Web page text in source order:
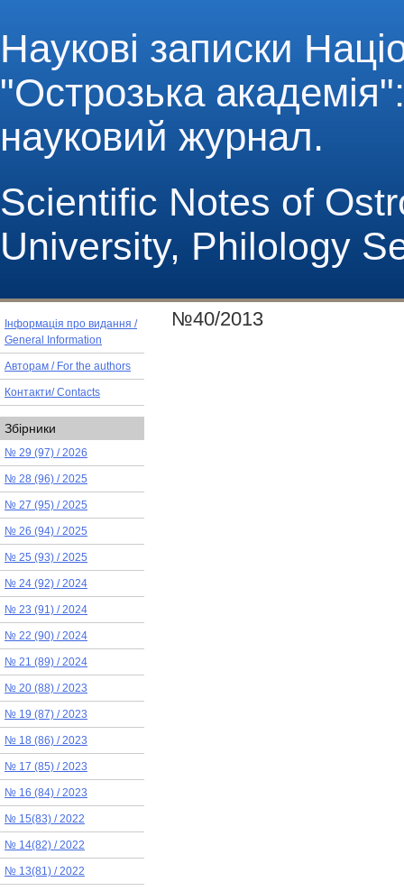
Наукові записки
"Острозька
науковий журнал.
Scientific Notes of
University, Philology
Інформація про видання /
General Information
Авторам / For the authors
Контакти/ Contacts
Збірники
№ 29 (97) / 2026
№ 28 (96) / 2025
№ 27 (95) / 2025
№ 26 (94) / 2025
№ 25 (93) / 2025
№ 24 (92) / 2024
№ 23 (91) / 2024
№ 22 (90) / 2024
№ 21 (89) / 2024
№ 20 (88) / 2023
№ 19 (87) / 2023
№ 18 (86) / 2023
№ 17 (85) / 2023
№ 16 (84) / 2023
№ 15(83) / 2022
№ 14(82) / 2022
№ 13(81) / 2022
№40/2013